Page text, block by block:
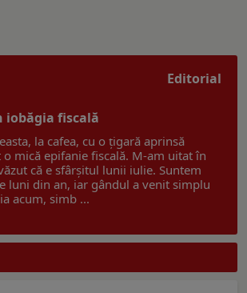
Editorial
iobăgia fiscală
la cafea, cu o țigară aprinsă
mică epifanie fiscală. M-am uitat în
că e sfârșitul lunii iulie. Suntem
luni din an, iar gândul a venit simplu
acum, simb ...